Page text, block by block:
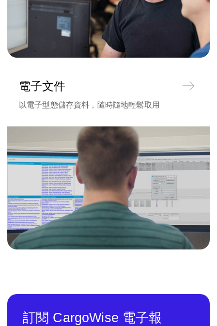
電子文件
以電子型態儲存資料，隨時隨地輕鬆取用
訂閱 CargoWise 電子報